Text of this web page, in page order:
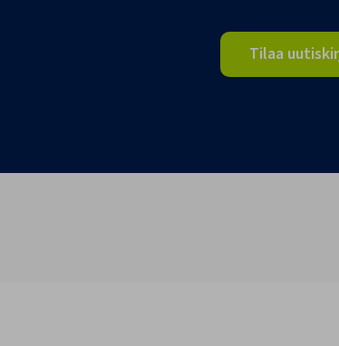
Tilaa